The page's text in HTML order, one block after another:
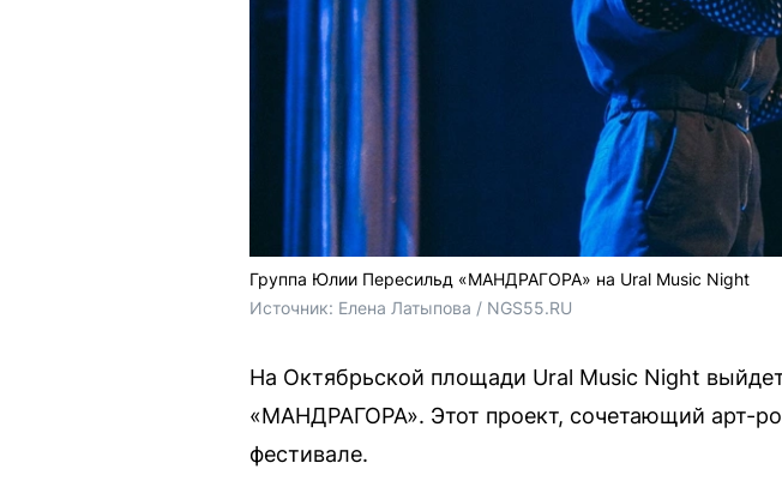
Группа Юлии Пересильд «МАНДРАГОРА» на Ural Music Night
Источник: Елена Латыпова / NGS55.RU
На Октябрьской площади Ural Music Night
«МАНДРАГОРА». Этот проект, сочетающий арт-
фестивале.